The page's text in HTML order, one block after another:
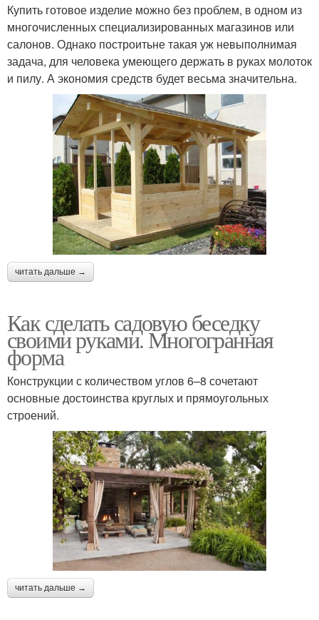
Купить готовое изделие можно без проблем, в одном из
многочисленных специализированных магазинов или
салонов. Однако построитьне такая уж невыполнимая
задача, для человека умеющего держать в руках молоток
и пилу. А экономия средств будет весьма значительна.
читать дальше →
Как сделать садовую беседку
своими руками. Многогранная
форма
Конструкции с количеством углов 6–8 сочетают
основные достоинства круглых и прямоугольных
строений.
читать дальше →